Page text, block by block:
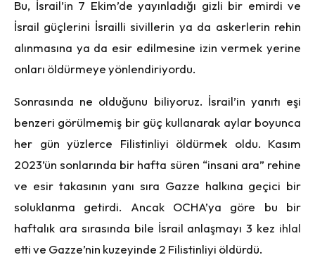
Bu, İsrail’in 7 Ekim’de yayınladığı gizli bir emirdi ve
İsrail güçlerini İsrailli sivillerin ya da askerlerin rehin
alınmasına ya da esir edilmesine izin vermek yerine
onları öldürmeye yönlendiriyordu.
Sonrasında ne olduğunu biliyoruz. İsrail’in yanıtı eşi
benzeri görülmemiş bir güç kullanarak aylar boyunca
her gün yüzlerce Filistinliyi öldürmek oldu. Kasım
2023’ün sonlarında bir hafta süren “insani ara” rehine
ve esir takasının yanı sıra Gazze halkına geçici bir
soluklanma getirdi. Ancak OCHA’ya göre bu bir
haftalık ara sırasında bile İsrail anlaşmayı 3 kez ihlal
ettive Gazze’nin kuzeyinde 2 Filistinliyi öldürdü.